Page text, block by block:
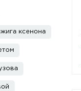
ксенона